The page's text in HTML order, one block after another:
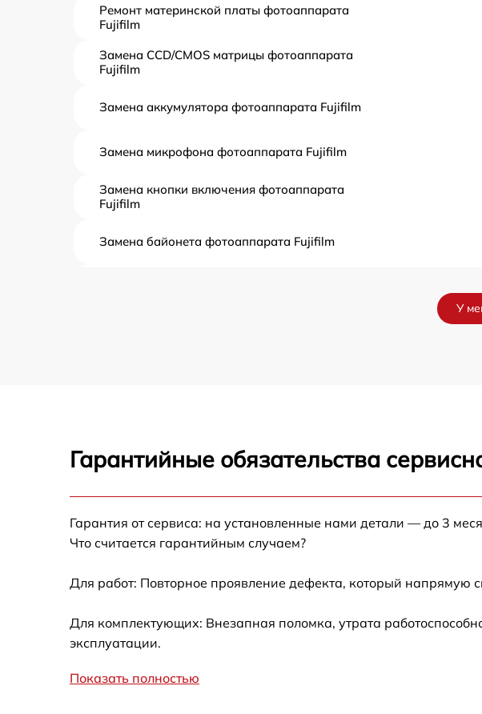
Ремонт материнской платы фотоаппарата
Fujifilm
Замена CCD/CMOS матрицы фотоаппарата
Fujifilm
Замена аккумулятора фотоаппарата Fujifilm
Замена микрофона фотоаппарата Fujifilm
Замена кнопки включения фотоаппарата
Fujifilm
Замена байонета фотоаппарата Fujifilm
Замена затвора фотоаппарата Fujifilm
Замена контроллера питания фотоаппарата
Замена дисплея (экрана) фотоаппарата
Замена фокусировочного экрана
фотоаппарата Fujifilm
Замена устройства стабилизации
У
Гарантийные обязательства
Гарантия от сервиса: на установленные нами детали — до 3
Что считается гарантийным случаем?
Для работ: Повторное проявление дефекта, который напрямую
Для комплектующих: Внезапная поломка, утрата
эксплуатации.
Показать полностью